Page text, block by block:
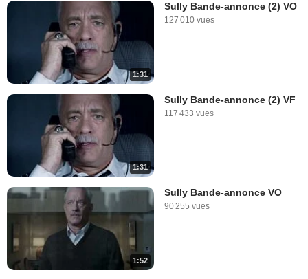
1:31
Sully Bande-annonce (2) VO
127 010 vues
1:31
Sully Bande-annonce (2) VF
117 433 vues
1:52
Sully Bande-annonce VO
90 255 vues